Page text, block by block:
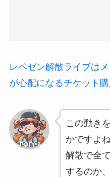
レペゼン解散ライブは
が心配になるチケット
この動き
かですよ
解散で全
するのか